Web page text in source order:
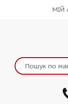
МІЙ